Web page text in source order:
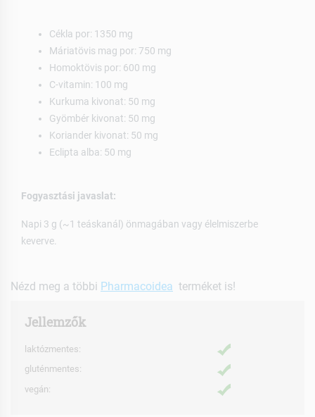
Cékla por: 1350 mg
Máriatövis mag por: 750 mg
Homoktövis por: 600 mg
C-vitamin: 100 mg
Kurkuma kivonat: 50 mg
Gyömbér kivonat: 50 mg
Koriander kivonat: 50 mg
Eclipta alba: 50 mg
Fogyasztási javaslat:
Napi 3 g (~1 teáskanál) önmagában vagy élelmiszerbe
keverve.
Nézd meg a többi Pharmacoidea terméket is!
Jellemzők
laktózmentes:
gluténmentes:
vegán: